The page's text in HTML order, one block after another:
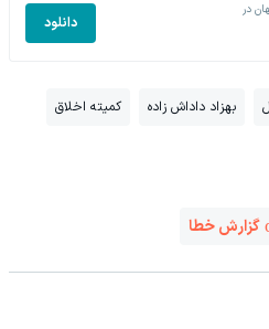
در
دانلود
بهزاد داداش زاده کمیته اخلاق
گزارش خطا